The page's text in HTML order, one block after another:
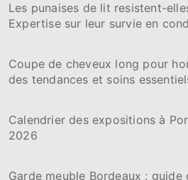
Les punaises de lit resistent-
Expertise sur leur survie en
Coupe de cheveux long pour
des tendances et soins
Calendrier des expositions à
2026
Garde meuble Bordeaux :